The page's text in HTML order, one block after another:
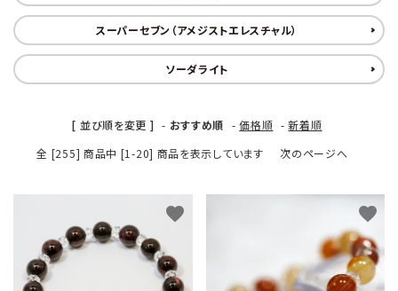
9月誕生石
10月誕生石
11月誕生石
調和】
天珠【悠久
の叡智】
ング【星のひとし
ずく】
配送・送料について
特定商取引法に基づく表記
お問い合わせ
スーパーセブン（アメジストエレスチャル）
ソーダライト
[ 並び順を変更 ] - おすすめ順 -価格順 -新着順
全 [255] 商品中 [1-20] 商品を表示しています
次のページへ
favorite favorite